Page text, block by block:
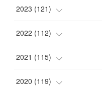
(9)
( 7)
( 8 )
(7)
( 8)
( 7 )
( 10)
(14)
( 15)
( 11)
( 10)
2023 (121)
( 12)
( 8)
( 8)
2022 (112)
( 10)
( 7)
2021 (115)
( 14)
2020 (119)